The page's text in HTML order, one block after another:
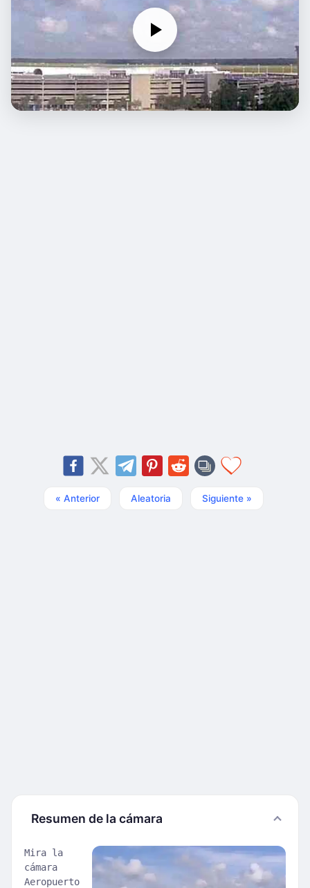
« Anterior Aleatoria Siguiente »
Resumen de la cámara
Mira la
cámara
Aeropuerto